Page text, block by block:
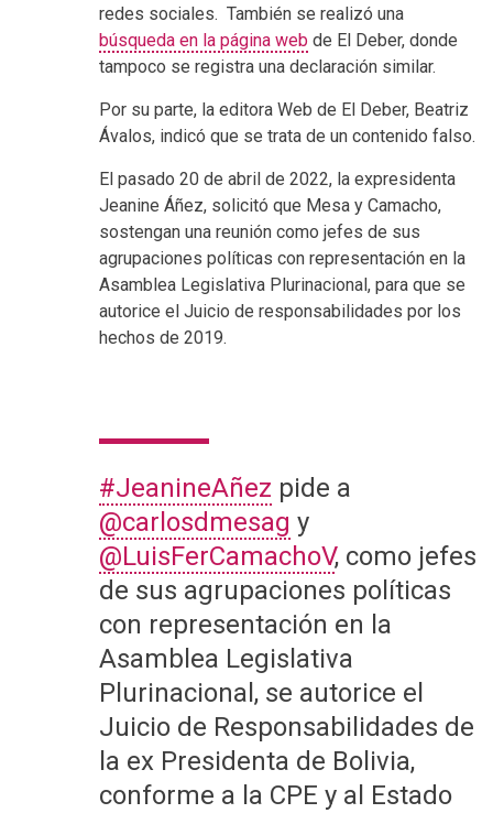
redes sociales. También se realizó una
búsqueda en la página web de El Deber, donde
tampoco se registra una declaración similar.
Por su parte, la editora Web de El Deber, Beatriz
Ávalos, indicó que se trata de un contenido falso.
El pasado 20 de abril de 2022, la expresidenta
Jeanine Áñez, solicitó que Mesa y Camacho,
sostengan una reunión como jefes de sus
agrupaciones políticas con representación en la
Asamblea Legislativa Plurinacional, para que se
autorice el Juicio de responsabilidades por los
hechos de 2019.
#JeanineAñez pide a
@carlosdmesag y
@LuisFerCamachoV, como jefes
de sus agrupaciones políticas
con representación en la
Asamblea Legislativa
Plurinacional, se autorice el
Juicio de Responsabilidades de
la ex Presidenta de Bolivia,
conforme a la CPE y al Estado